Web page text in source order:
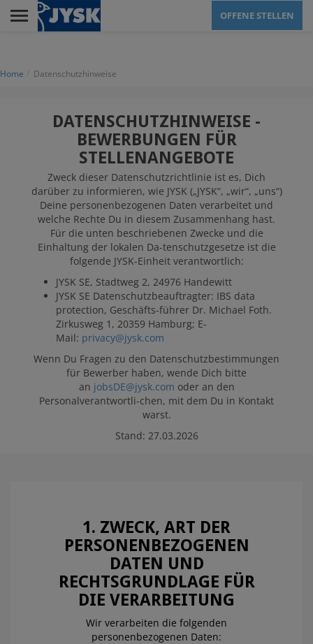
Skip
OFFENE STELLEN
FILIALE / VERTRIEB
VERWALTUNG
LOGISTIKZENTREN
JYSK ALS
ARBEITGEBER
OFFENE STELLEN
Home Datenschutzhinweise
DATENSCHUTZHINWEISE -
BEWERBUNGEN FÜR
STELLENANGEBOTE
Zweck dieser Datenschutzrichtlinie ist es, Dich
darüber zu informieren, wie JYSK („JYSK“, „wir“, „uns“)
Deine personenbezogenen Daten verarbeitet und
welche Rechte Du in diesem Zusammenhang hast.
Für die unten beschriebenen Zwecke und die
Einhaltung der lokalen Da-tenschutzgesetze ist die
folgende JYSK-Einheit verantwortlich:
JYSK SE, Stadtweg 2, 24976 Handewitt
JYSK SE Datenschutzbeauftragter: IBS data
protection, Geschäfts-führer Dr. Michael Foth.
Zirkusweg 1, 20359 Hamburg; E-
Mail: privacy@jysk.com
Wenn Du Fragen zu den Datenschutzbestimmungen
für Bewerber haben, wende Dich bitte
an jobsDE@jysk.com oder an den
Personalverantwortli-chen, mit dem Du in Kontakt
warst.
Stand: 27.03.2026
1. ZWECK, ART DER
PERSONENBEZOGENEN
DATEN UND
RECHTSGRUNDLAGE FÜR
DIE VERARBEITUNG
Wir verarbeiten die folgenden
personenbezogenen Daten: